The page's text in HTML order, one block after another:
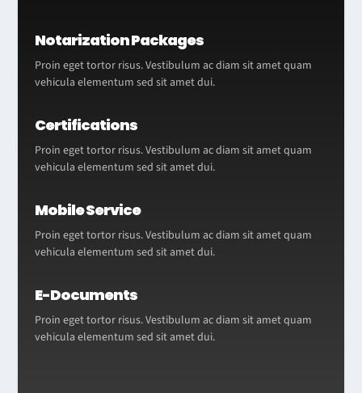
Notarization Packages
Proin eget tortor risus. Vestibulum ac diam sit amet quam
vehicula elementum sed sit amet dui.
Certifications
Proin eget tortor risus. Vestibulum ac diam sit amet quam
vehicula elementum sed sit amet dui.
Mobile Service
Proin eget tortor risus. Vestibulum ac diam sit amet quam
vehicula elementum sed sit amet dui.
E-Documents
Proin eget tortor risus. Vestibulum ac diam sit amet quam
vehicula elementum sed sit amet dui.